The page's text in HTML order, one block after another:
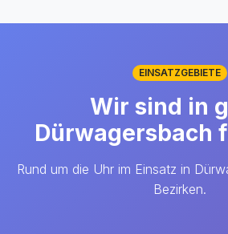
EINSATZGEBIETE
Wir sind in
Dürwagersbach
Rund um die Uhr im Einsatz in
Bezirken.